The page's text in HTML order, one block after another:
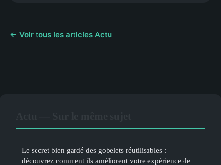
← Voir tous les articles Actu
Le secret bien gardé des gobelets réutilisables :
découvrez comment ils améliorent votre expérience de